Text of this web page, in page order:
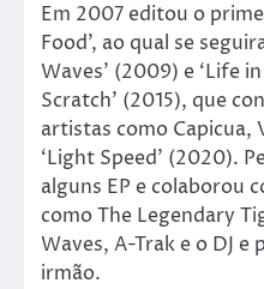
Em 2007 editou o
Food’, ao qual se
Waves’ (2009) e ‘Life
Scratch’ (2015), que
artistas como Capicua,
‘Light Speed’ (2020).
alguns EP e colaborou
como The Legendary
Waves, A-Trak e o DJ
irmão.